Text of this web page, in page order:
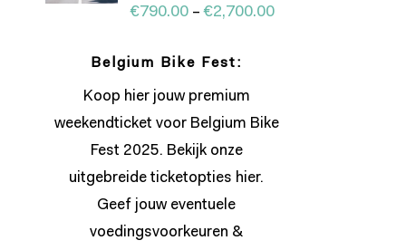
€790.00–€2,700.00
Belgium Bike Fest:
Koop hier jouw premium
weekendticket voor Belgium Bike
Fest 2025. Bekijk onze
uitgebreide ticketopties hier.
Geef jouw eventuele
voedingsvoorkeuren &